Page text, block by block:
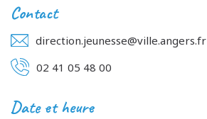
Contact
direction.jeunesse@ville.angers.fr
02 41 05 48 00
Date et heure